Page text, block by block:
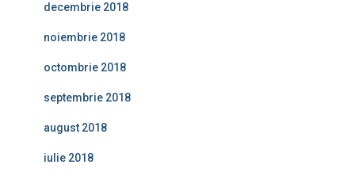
decembrie 2018
noiembrie 2018
octombrie 2018
septembrie 2018
august 2018
iulie 2018